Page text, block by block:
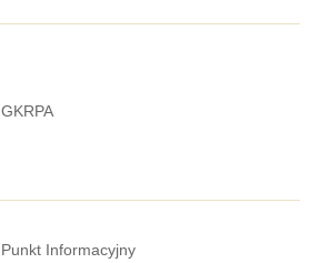
GKRPA
Punkt Informacyjny